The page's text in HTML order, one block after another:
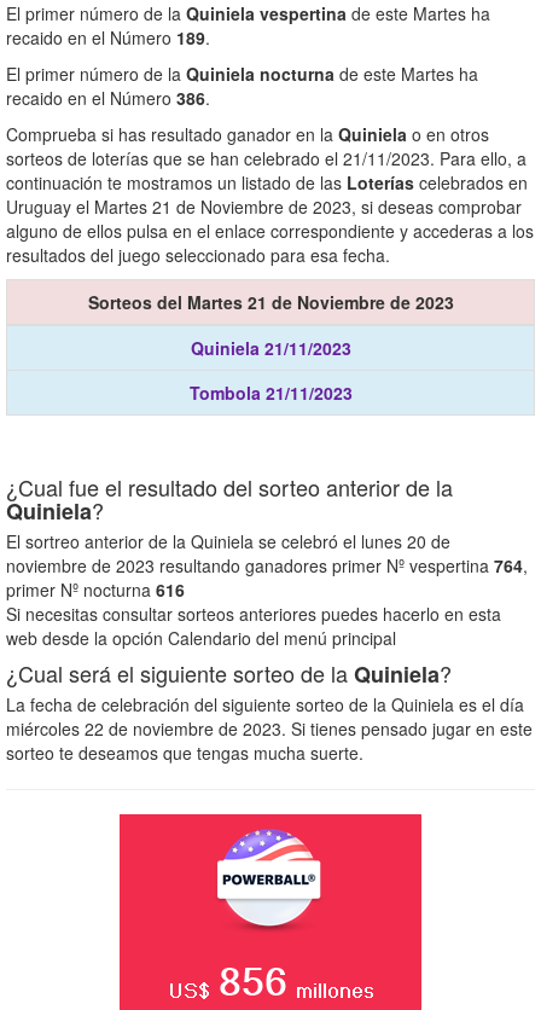
El primer número de la Quiniela vespertina de este Martes ha
recaido en el Número 189.
El primer número de la Quiniela nocturna de este Martes ha
recaido en el Número 386.
Comprueba si has resultado ganador en la Quiniela o en otros
sorteos de loterías que se han celebrado el 21/11/2023. Para ello, a
continuación te mostramos un listado de las Loterías celebrados en
Uruguay el Martes 21 de Noviembre de 2023, si deseas comprobar
alguno de ellos pulsa en el enlace correspondiente y accederas a los
resultados del juego seleccionado para esa fecha.
Sorteos del Martes 21 de Noviembre de 2023
Quiniela 21/11/2023
Tombola 21/11/2023
¿Cual fue el resultado del sorteo anterior de la
Quiniela?
El sortreo anterior de la Quiniela se celebró el lunes 20 de
noviembre de 2023 resultando ganadores primer Nº vespertina 764,
primer Nº nocturna 616
Si necesitas consultar sorteos anteriores puedes hacerlo en esta
web desde la opción Calendario del menú principal
¿Cual será el siguiente sorteo de laQuiniela?
La fecha de celebración del siguiente sorteo de la Quiniela es el día
miércoles 22 de noviembre de 2023. Si tienes pensado jugar en este
sorteo te deseamos que tengas mucha suerte.